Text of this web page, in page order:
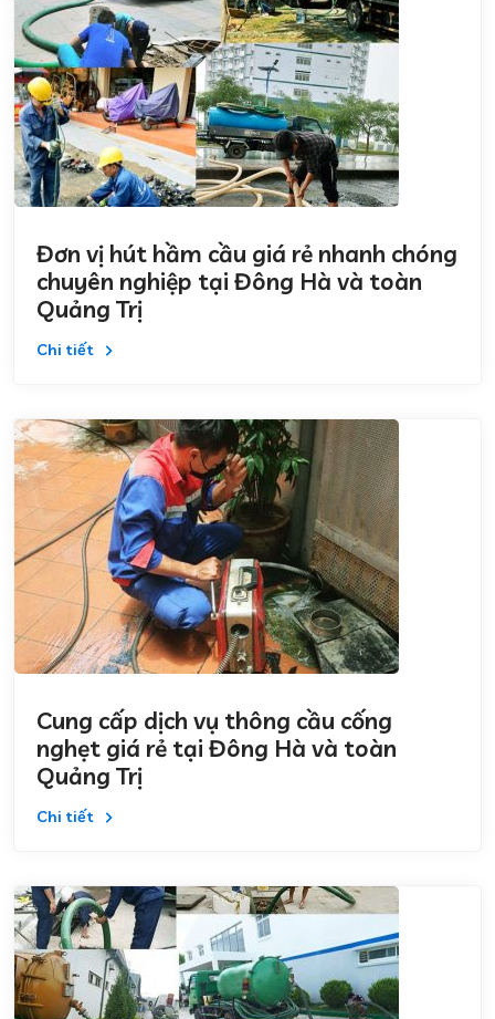
Đơn vị hút hầm cầu giá rẻ nhanh chóng
chuyên nghiệp tại Đông Hà và toàn
Quảng Trị
Chi tiết
Cung cấp dịch vụ thông cầu cống
nghẹt giá rẻ tại Đông Hà và toàn
Quảng Trị
Chi tiết